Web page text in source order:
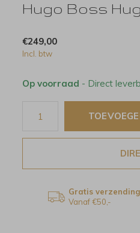
Hugo Boss
€249,00
Incl. btw
Op voorraad - Direct
Gratis verzending
Vanaf €50,-